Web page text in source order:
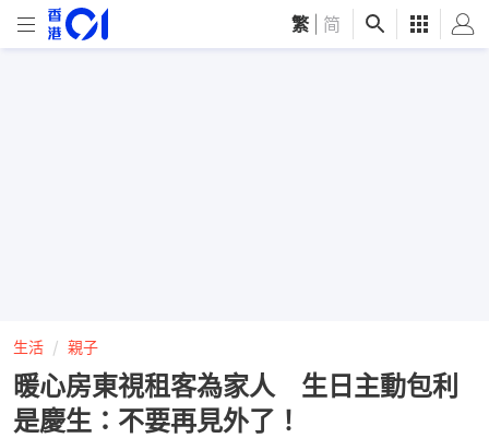
繁 简
生活 親子
暖心房東視租客為家人 生日主動包利
是慶生：不要再見外了！